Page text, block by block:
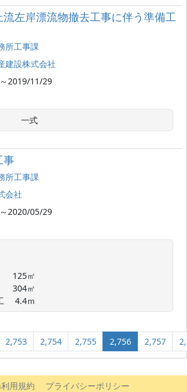
左岸漂流物撤去工事に伴う準備工
所工事課
建設株式会社
2019/11/29
　　一式
事
所工事課
会社
2020/05/29
　125㎡
　304㎡
　 4.4ｍ
2,753 2,754 2,755 2,756 2,757
用規約 プライバシーポリシー